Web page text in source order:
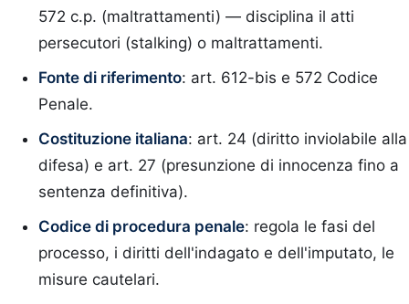
572 c.p. (maltrattamenti) — disciplina il atti
persecutori (stalking) o maltrattamenti.
Fonte di riferimento: art. 612-bis e 572 Codice
Penale.
Costituzione italiana: art. 24 (diritto inviolabile alla
difesa) e art. 27 (presunzione di innocenza fino a
sentenza definitiva).
Codice di procedura penale: regola le fasi del
processo, i diritti dell'indagato e dell'imputato, le
misure cautelari.